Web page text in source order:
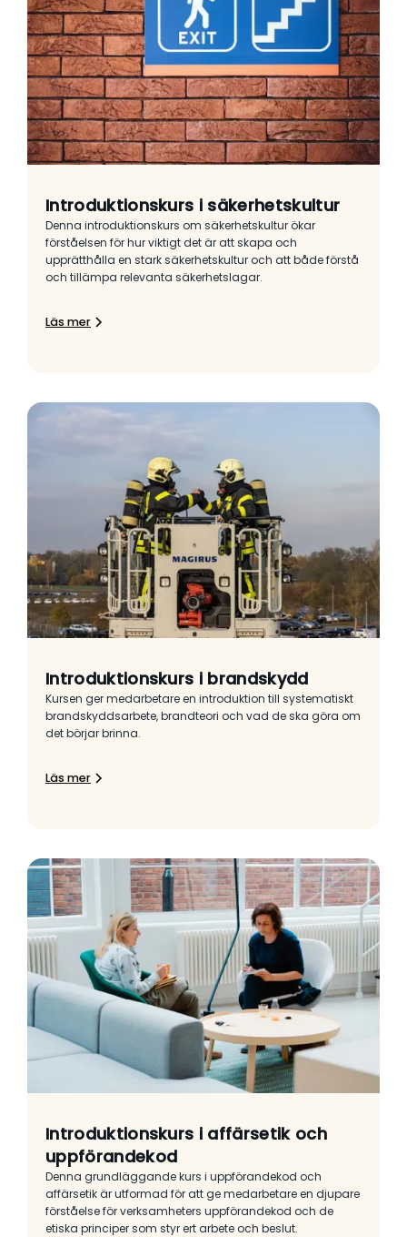
Introduktionskurs i säkerhetskultur
Denna introduktionskurs om säkerhetskultur ökar
förståelsen för hur viktigt det är att skapa och
upprätthålla en stark säkerhetskultur och att både förstå
och tillämpa relevanta säkerhetslagar.
Läs mer
Introduktionskurs i brandskydd
Kursen ger medarbetare en introduktion till systematiskt
brandskyddsarbete, brandteori och vad de ska göra om
det börjar brinna.
Läs mer
Introduktionskurs i affärsetik och
uppförandekod
Denna grundläggande kurs i uppförandekod och
affärsetik är utformad för att ge medarbetare en djupare
förståelse för verksamheters uppförandekod och de
etiska principer som styr ert arbete och beslut.